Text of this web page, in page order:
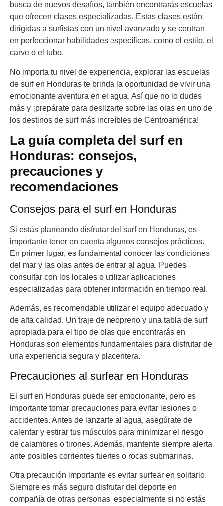
busca de nuevos desafíos, también encontrarás escuelas
que ofrecen clases especializadas. Estas clases están
dirigidas a surfistas con un nivel avanzado y se centran
en perfeccionar habilidades específicas, como el estilo, el
carve o el tubo.
No importa tu nivel de experiencia, explorar las escuelas
de surf en Honduras te brinda la oportunidad de vivir una
emocionante aventura en el agua. Así que no lo dudes
más y ¡prepárate para deslizarte sobre las olas en uno de
los destinos de surf más increíbles de Centroamérica!
La guía completa del surf en
Honduras: consejos,
precauciones y
recomendaciones
Consejos para el surf en Honduras
Si estás planeando disfrutar del surf en Honduras, es
importante tener en cuenta algunos consejos prácticos.
En primer lugar, es fundamental conocer las condiciones
del mar y las olas antes de entrar al agua. Puedes
consultar con los locales o utilizar aplicaciones
especializadas para obtener información en tiempo real.
Además, es recomendable utilizar el equipo adecuado y
de alta calidad. Un traje de neopreno y una tabla de surf
apropiada para el tipo de olas que encontrarás en
Honduras son elementos fundamentales para disfrutar de
una experiencia segura y placentera.
Precauciones al surfear en Honduras
El surf en Honduras puede ser emocionante, pero es
importante tomar precauciones para evitar lesiones o
accidentes. Antes de lanzarte al agua, asegúrate de
calentar y estirar tus músculos para minimizar el riesgo
de calambres o tirones. Además, mantente siempre alerta
ante posibles corrientes fuertes o rocas submarinas.
Otra precaución importante es evitar surfear en solitario.
Siempre es más seguro disfrutar del deporte en
compañía de otras personas, especialmente si no estás